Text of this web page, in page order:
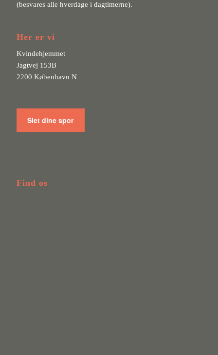
(besvares alle hverdage i dagtimerne).
Her er vi
Kvindehjemmet
Jagtvej 153B
2200 København N
Slet dine spor
Find os